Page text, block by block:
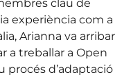
clau de
experiència com a
Arianna va arribar
a treballar a Open
procés d’adaptació